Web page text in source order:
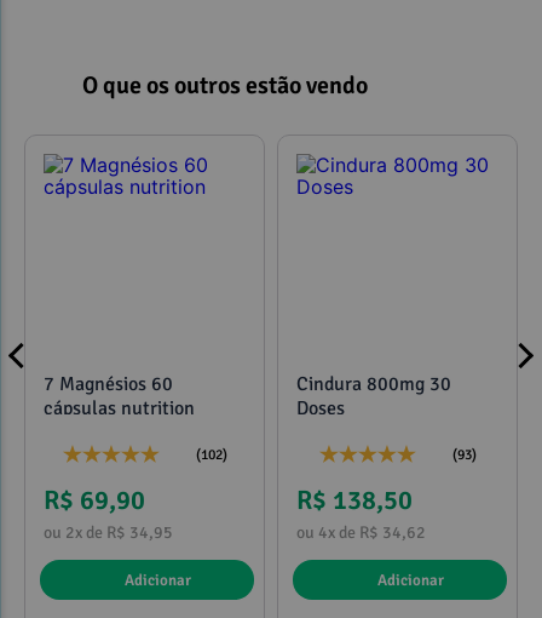
O que os outros estão vendo
7 Magnésios 60
cápsulas nutrition
(102)
R$ 69,90
ou 2x de R$ 34,95
Adicionar
Cindura 800mg 30
Doses
(93)
R$ 138,50
ou 4x de R$ 34,62
Adicionar